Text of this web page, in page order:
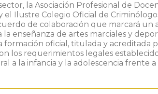
la Asociación Profesional de
el Ilustre Colegio Oficial de
de colaboración que marcará un
enseñanza de artes marciales y
oficial, titulada y acreditada
los requerimientos legales
a la infancia y la adolescencia frente a